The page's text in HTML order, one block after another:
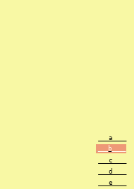
___a____
___b____
___c____
___d____
___e____